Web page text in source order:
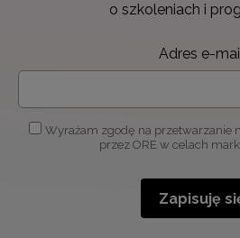
o szkoleniach i
Adres e-
Wyrażam zgodę na przetwarzanie
przez ORE w celach
Zapisuję